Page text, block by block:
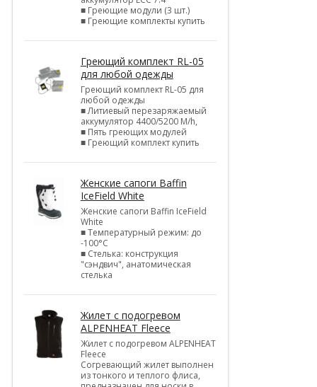
■ Греющие модули (3 шт.)
■ Греющие комплекты купить
Греющий комплект RL-05
для любой одежды
Греющий комплект RL-05 для
любой одежды
■ Литиевый перезаряжаемый
аккумулятор 4400/5200 M/h,
■ Пять греющих модулей
■ Греющий комплект купить
Женские сапоги Baffin
IceField White
Женские сапоги Baffin IceField
White
■ Температурный режим: до
-100°C
■ Стелька: конструкция
"сэндвич", анатомическая
стелька
Жилет с подогревом
ALPENHEAT Fleece
Жилет с подогревом ALPENHEAT
Fleece
Согревающий жилет выполнен
из тонкого и теплого флиса,